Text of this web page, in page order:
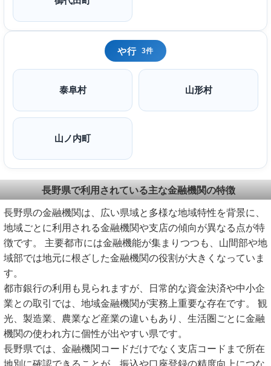
や行 3件
泰阜村 山形村
山ノ内町
長野県で利用されている主な金融機関の特徴
長野県の金融機関は、広い県域と多様な地域特性を背景に、
地域ごとに利用される金融機関や支店の傾向が異なる点が特
徴です。 主要都市には金融機能が集まりつつも、山間部や地
域部では地元に根ざした金融機関の役割が大きくなっていま
す。
都市銀行の利用も見られますが、日常的な資金決済や中小企
業との取引では、地域金融機関が実務上重要な存在です。 観
光、製造業、農業など産業の違いもあり、生活圏ごとに金融
機関の使われ方に個性が出やすい県です。
長野県では、金融機関コードだけでなく支店コードまで所在
地別に確認できることが、振込や口座登録の精度向上につな